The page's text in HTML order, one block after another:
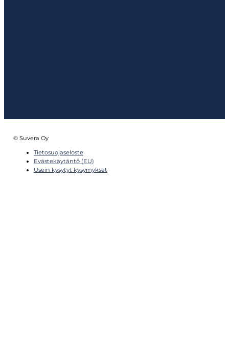
© Suvera Oy
Tietosuojaseloste
Evästekäytäntö (EU)
Usein kysytyt kysymykset